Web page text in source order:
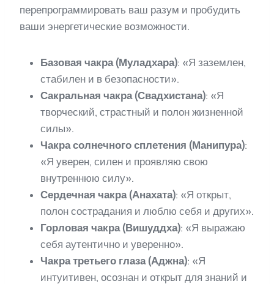
перепрограммировать ваш разум и пробудить
ваши энергетические возможности.
Базовая чакра (Муладхара): «Я заземлен,
стабилен и в безопасности».
Сакральная чакра (Свадхистана): «Я
творческий, страстный и полон жизненной
силы».
Чакра солнечного сплетения (Манипура):
«Я уверен, силен и проявляю свою
внутреннюю силу».
Сердечная чакра (Анахата): «Я открыт,
полон сострадания и люблю себя и других».
Горловая чакра (Вишуддха): «Я выражаю
себя аутентично и уверенно».
Чакра третьего глаза (Аджна): «Я
интуитивен, осознан и открыт для знаний и